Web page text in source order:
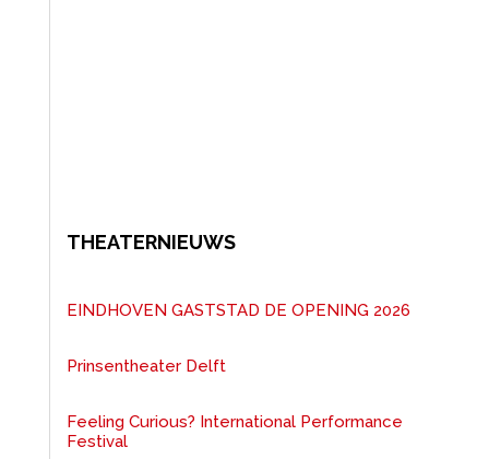
THEATERNIEUWS
EINDHOVEN GASTSTAD DE OPENING 2026
Prinsentheater Delft
Feeling Curious? International Performance
Festival